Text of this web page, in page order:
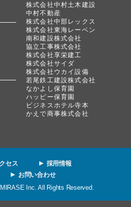
株式会社中村土木建設
中村不動産
株式会社中部レックス
株式会社東海レーベン
南和建設株式会社
協立工事株式会社
株式会社享栄建工
株式会社サイダ
株式会社ウカイ設備
若尾鉄工建設株式会社
なかよし保育園
ハッピー保育園
ビジネスホテル寺本
かえで商事株式会社
セス
採用情報
お問い合わせ
Inc. All Rights Reserved.